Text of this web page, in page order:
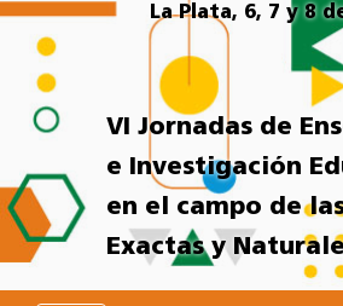
La Plata, 6, 7 y 8
VI Jornadas de
e Investigación
en el campo de
Exactas y